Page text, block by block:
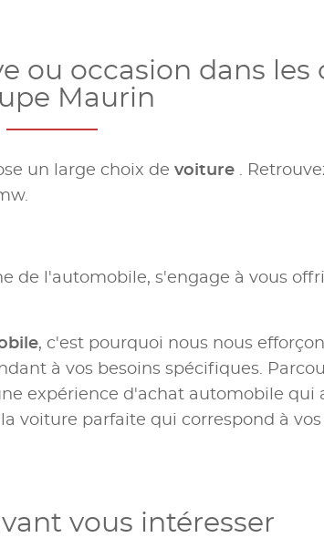
ou occasion dans les
Maurin
un large choix de voiture .
de l'automobile, s'engage à vous
, c'est pourquoi nous nous
à vos besoins spécifiques.
expérience d'achat automobile qui
voiture parfaite qui correspond à
vous intéresser